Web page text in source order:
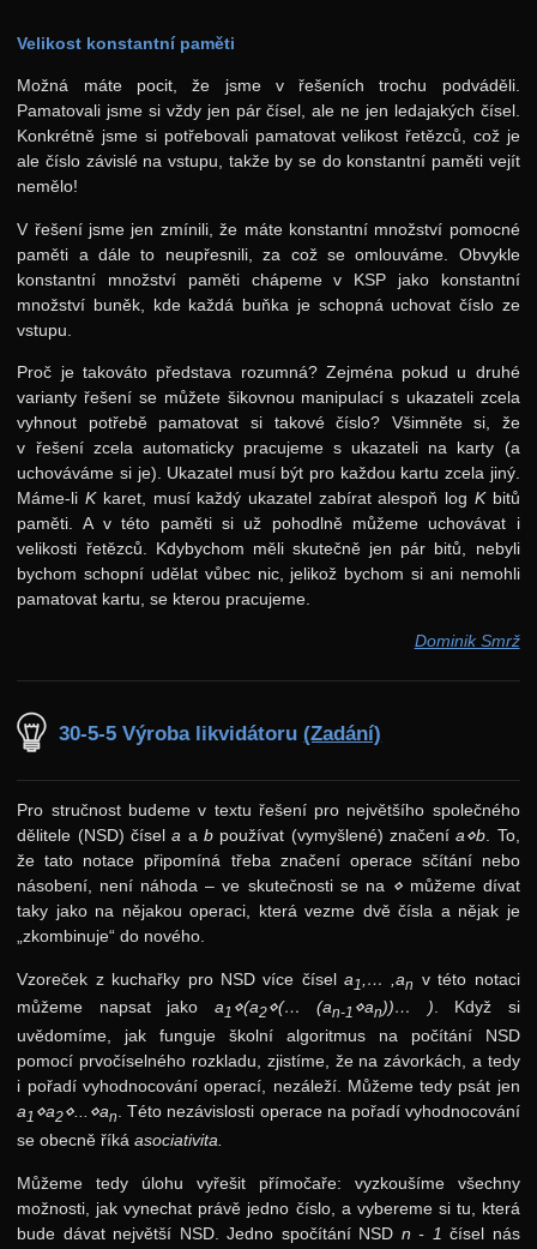
Velikost konstantní paměti
Možná máte pocit, že jsme v řešeních trochu podváděli.
Pamatovali jsme si vždy jen pár čísel, ale ne jen ledajakých čísel.
Konkrétně jsme si potřebovali pamatovat velikost řetězců, což je
ale číslo závislé na vstupu, takže by se do konstantní paměti vejít
nemělo!
V řešení jsme jen zmínili, že máte konstantní množství pomocné
paměti a dále to neupřesnili, za což se omlouváme. Obvykle
konstantní množství paměti chápeme v KSP jako konstantní
množství buněk, kde každá buňka je schopná uchovat číslo ze
vstupu.
Proč je takováto představa rozumná? Zejména pokud u druhé
varianty řešení se můžete šikovnou manipulací s ukazateli zcela
vyhnout potřebě pamatovat si takové číslo? Všimněte si, že
v řešení zcela automaticky pracujeme s ukazateli na karty (a
uchováváme si je). Ukazatel musí být pro každou kartu zcela jiný.
Máme-liKkaret, musí každý ukazatel zabírat alespoň log Kbitů
paměti. A v této paměti si už pohodlně můžeme uchovávat i
velikosti řetězců. Kdybychom měli skutečně jen pár bitů, nebyli
bychom schopní udělat vůbec nic, jelikož bychom si ani nemohli
pamatovat kartu, se kterou pracujeme.
Dominik Smrž
30-5-5 Výroba likvidátoru(Zadání)
Pro stručnost budeme v textu řešení pro největšího společného
dělitele (NSD) čísela ab používat (vymyšlené) značenía⋄b . To,
že tato notace připomíná třeba značení operace sčítání nebo
násobení, není náhoda – ve skutečnosti se na ⋄můžeme dívat
taky jako na nějakou operaci, která vezme dvě čísla a nějak je
„zkombinuje“ do nového.
Vzoreček z kuchařky pro NSD více čísela1 ,… ,an v této notaci
můžeme napsat jako a1 ⋄(a2⋄(… (an-1 ⋄an))… ). Když si
uvědomíme, jak funguje školní algoritmus na počítání NSD
pomocí prvočíselného rozkladu, zjistíme, že na závorkách, a tedy
i pořadí vyhodnocování operací, nezáleží. Můžeme tedy psát jen
a1 ⋄a2⋄...⋄an. Této nezávislosti operace na pořadí vyhodnocování
se obecně říkáasociativita.
Můžeme tedy úlohu vyřešit přímočaře: vyzkoušíme všechny
možnosti, jak vynechat právě jedno číslo, a vybereme si tu, která
bude dávat největší NSD. Jedno spočítání NSD n - 1 čísel nás